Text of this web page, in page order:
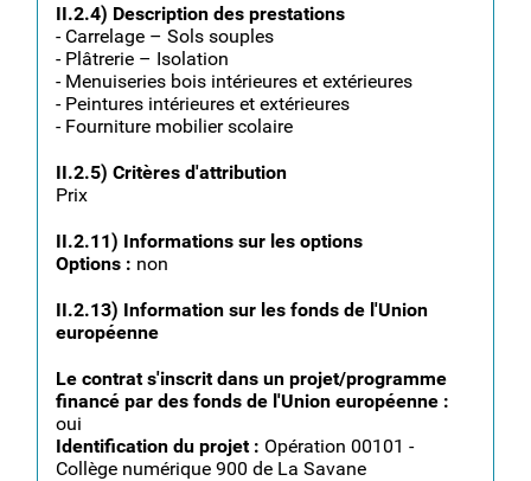
II.2.4) Description des prestations
- Carrelage – Sols souples
- Plâtrerie – Isolation
- Menuiseries bois intérieures et extérieures
- Peintures intérieures et extérieures
- Fourniture mobilier scolaire
II.2.5) Critères d'attribution
Prix
II.2.11) Informations sur les options
Options : non
II.2.13) Information sur les fonds de l'Union
européenne
Le contrat s'inscrit dans un projet/programme
financé par des fonds de l'Union européenne :
oui
Identification du projet : Opération 00101 -
Collège numérique 900 de La Savane